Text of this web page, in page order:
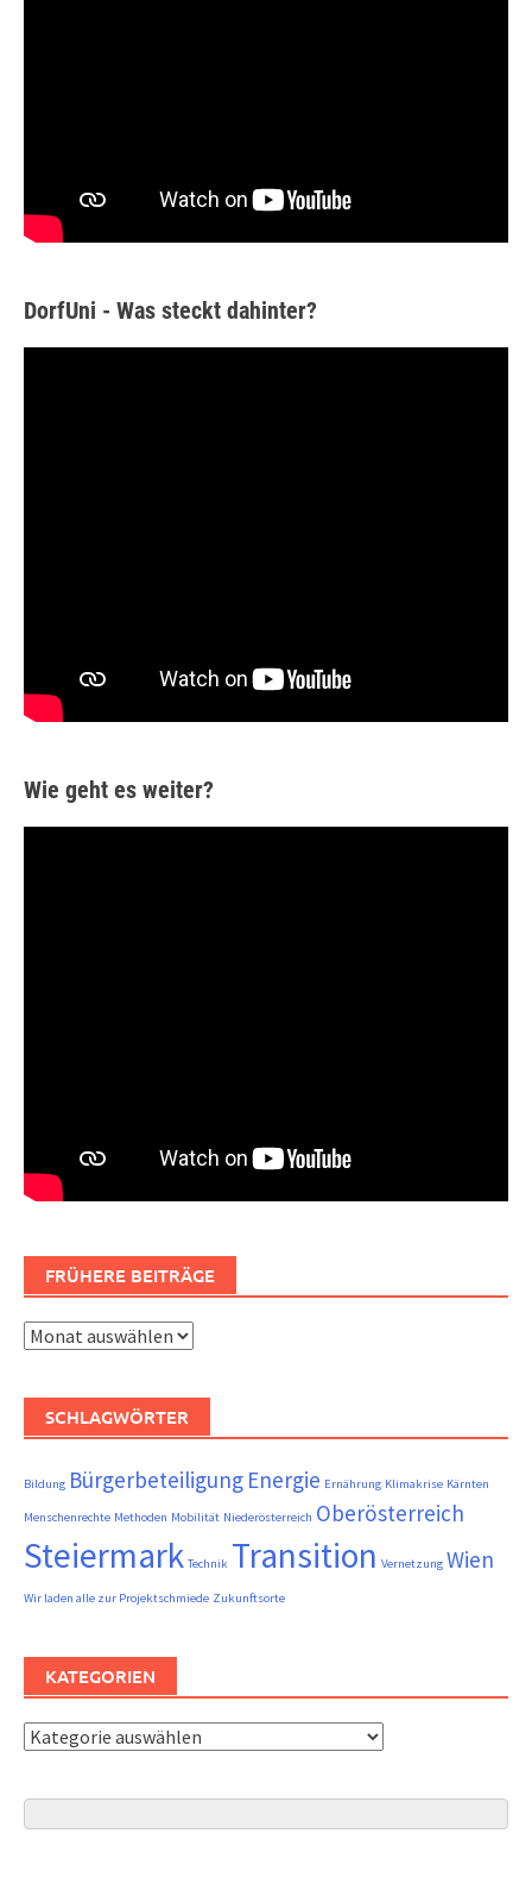
DorfUni - Was steckt dahinter?
Wie geht es weiter?
FRÜHERE BEITRÄGE
Frühere
SCHLAGWÖRTER
Bildung Bürgerbeteiligung Energie Ernährung Klimakrise Kärnten
Menschenrechte Methoden Mobilität Niederösterreich Oberösterreich
Steiermark Technik Transition Vernetzung Wien
Wir laden alle zur Projektschmiede Zukunftsorte
KATEGORIEN
Kategorien